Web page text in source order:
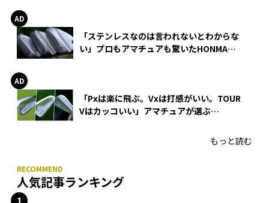
「ステンレスなのは言われないとわからな
い」プロもアマチュアも驚いたHONMA
「Pxは楽に飛ぶ。Vxは打感がいい。TOUR
Vはカッコいい」アマチュアが選ぶ
もっと読む
人気記事ランキング